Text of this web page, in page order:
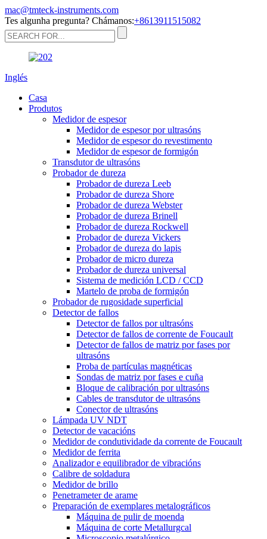
mac@tmteck-instruments.com
Tes algunha pregunta? Chámanos:+8613911515082
Inglés
Casa
Produtos
Medidor de espesor
Medidor de espesor por ultrasóns
Medidor de espesor do revestimento
Medidor de espesor de formigón
Transdutor de ultrasóns
Probador de dureza
Probador de dureza Leeb
Probador de dureza Shore
Probador de dureza Webster
Probador de dureza Brinell
Probador de dureza Rockwell
Probador de dureza Vickers
Probador de dureza do lapis
Probador de micro dureza
Probador de dureza universal
Sistema de medición LCD / CCD
Martelo de proba de formigón
Probador de rugosidade superficial
Detector de fallos
Detector de fallos por ultrasóns
Detector de fallos de corrente de Foucault
Detector de fallos de matriz por fases por
ultrasóns
Proba de partículas magnéticas
Sondas de matriz por fases e cuña
Bloque de calibración por ultrasóns
Cables de transdutor de ultrasóns
Conector de ultrasóns
Lámpada UV NDT
Detector de vacacións
Medidor de condutividade da corrente de Foucault
Medidor de ferrita
Analizador e equilibrador de vibracións
Calibre de soldadura
Medidor de brillo
Penetrameter de arame
Preparación de exemplares metalográficos
Máquina de pulir de moenda
Máquina de corte Metallurgcal